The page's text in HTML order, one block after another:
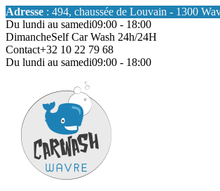
Adresse : 494, chaussée de Louvain - 1300
Du lundi au samedi09:00 - 18:00
DimancheSelf Car Wash 24h/24H
Contact+32 10 22 79 68
Du lundi au samedi09:00 - 18:00